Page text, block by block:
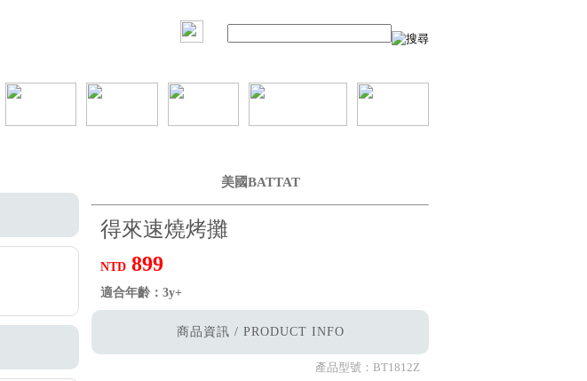
美國BATTAT
得來速燒烤攤
NTD 899
適合年齡：3y+
商品資訊 / PRODUCT INFO
產品型號： BT1812Z